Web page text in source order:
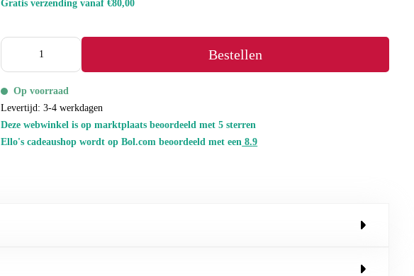
Gratis verzending vanaf €80,00
Bestellen
Op voorraad
Levertijd: 3-4 werkdagen
Deze webwinkel is op marktplaats beoordeeld met 5 sterren
Ello's cadeaushop wordt op Bol.com beoordeeld met een 8.9